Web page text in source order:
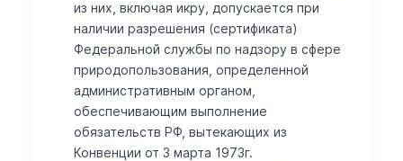
из них, включая икру, допускается при
наличии разрешения (сертификата)
Федеральной службы по надзору в сфере
природопользования, определенной
административным органом,
обеспечивающим выполнение
обязательств РФ, вытекающих из
Конвенции от 3 марта 1973г.